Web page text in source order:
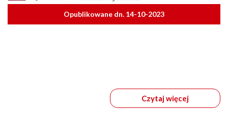
Opublikowane dn. 14-10-2023
Czytaj więcej